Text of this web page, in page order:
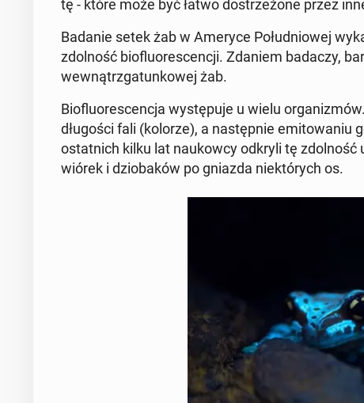
tę - które może być łatwo do­strze­żo­ne przez
Badanie setek żab w Ameryce Po­łu­dnio­wej
zdol­ność bio­flu­ore­scen­cji. Zdaniem badaczy,
we­wnątrz­ga­tun­ko­wej żab.
Bio­flu­ore­scen­cja wy­stę­pu­je u wielu
dłu­go­ści fali (kolorze), a na­stęp­nie emi­to­wa­niu
ostat­nich kilku lat na­ukow­cy odkryli tę
wió­rek i dzio­ba­ków po gniazda nie­któ­rych os.